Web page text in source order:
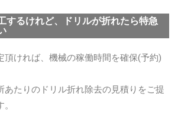
するけれど、ドリルが折れたら特急
頂ければ、機械の稼働時間を確保(予約)
あたりのドリル折れ除去の見積りをご提